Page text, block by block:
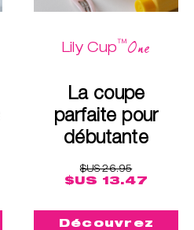
Lily Cup™One
La coupe
parfaite pour
débutante
$US 26.95
$US 13.47
Découvrez